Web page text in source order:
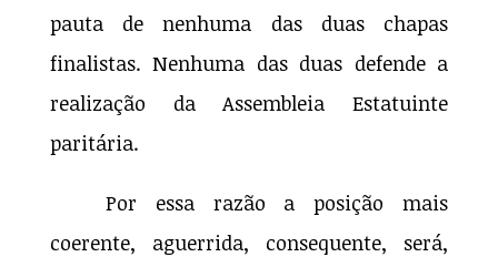
pauta de nenhuma das duas chapas
finalistas. Nenhuma das duas defende a
realização da Assembleia Estatuinte
paritária.
Por essa razão a posição mais
coerente, aguerrida, consequente, será,